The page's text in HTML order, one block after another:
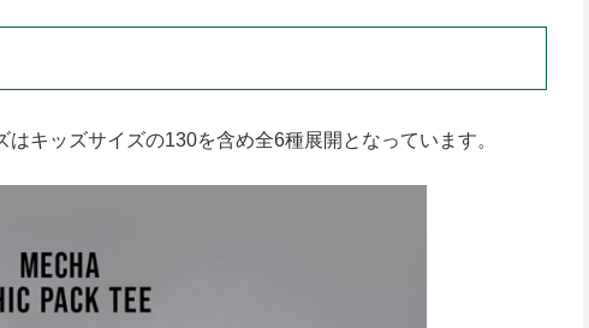
キッズサイズの130を含め全6種展開となっています。